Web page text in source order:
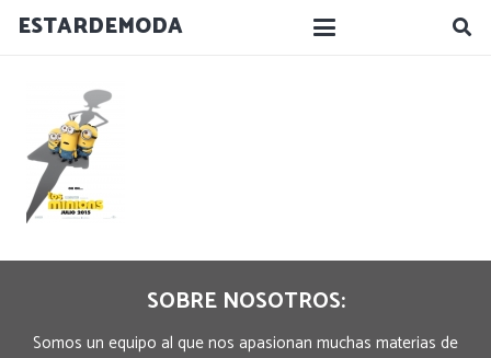
ESTARDEMODA
SOBRE NOSOTROS:
Somos un equipo al que nos apasionan muchas materias de